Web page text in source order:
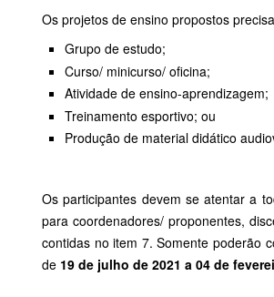
Os projetos de ensino propostos
Grupo de estudo;
Curso/ minicurso/ oficina;
Atividade de ensino-aprendizagem;
Treinamento esportivo; ou
Produção de material didático
Os participantes devem se atentar a
para coordenadores/ proponentes,
contidas no item 7. Somente poderão
de 19 de julho de 2021 a 04 de